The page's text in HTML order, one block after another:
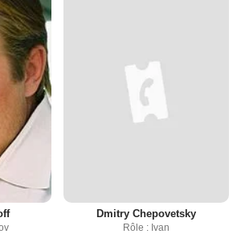
Dmitry Chepovetsky
Rôle : Ivan